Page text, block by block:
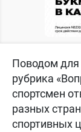
Поводом для
рубрика
спортсмен
разных
спортивных